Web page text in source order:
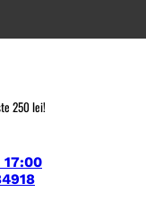
250 lei!